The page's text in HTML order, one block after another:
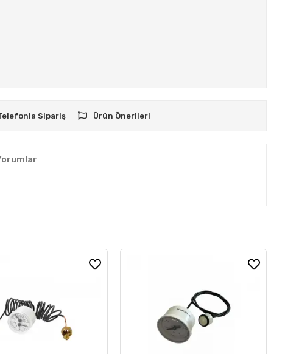
Sipariş Ürün Önerileri